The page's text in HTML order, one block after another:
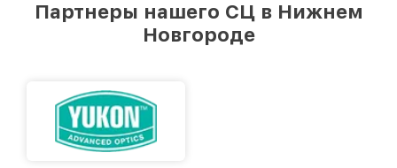
лучшим сервисным центром Venox в городе
Нижнем Новгороде, постоянно повышая
Партнеры нашего СЦ в Нижнем
Новгороде